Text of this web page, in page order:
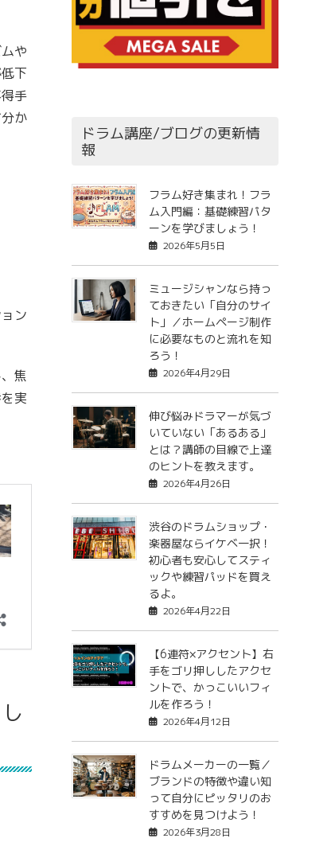
や
下
手
か
ン
焦
実
ドラム講座/ブログの更新情
報
フラム好き集まれ！フラ
ム入門編：基礎練習パタ
ーンを学びましょう！
2026年5月5日
ミュージシャンなら持っ
ておきたい「自分のサイ
ト」／ホームページ制作
に必要なものと流れを知
ろう！
2026年4月29日
伸び悩みドラマーが気づ
いていない「あるある」
とは？講師の目線で上達
のヒントを教えます。
2026年4月26日
渋谷のドラムショップ・
楽器屋ならイケベ一択！
初心者も安心してスティ
ックや練習パッドを買え
るよ。
2026年4月22日
【6連符×アクセント】右
手をゴリ押ししたアクセ
ントで、かっこいいフィ
ルを作ろう！
2026年4月12日
ドラムメーカーの一覧／
ブランドの特徴や違い知
って自分にピッタリのお
すすめを見つけよう！
2026年3月28日